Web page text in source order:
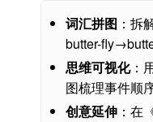
词汇拼图 ：拆
butter-
思维可视化：
图梳理事件顺
创意延伸 ：在